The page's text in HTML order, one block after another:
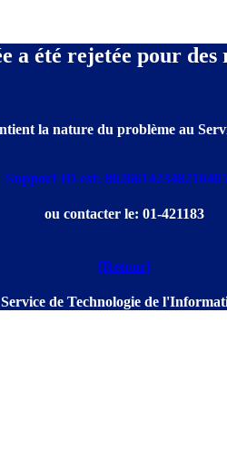
a été rejetée pour des
la nature du problème au
Support ID est:
ou contacter le: 01-421183
[Retour]
Service de Technologie de